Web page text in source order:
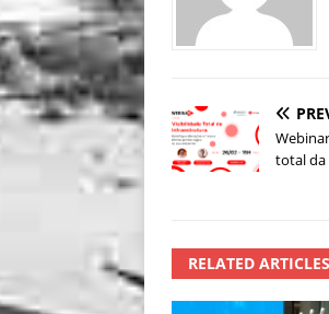
total
RELATED ARTICLES